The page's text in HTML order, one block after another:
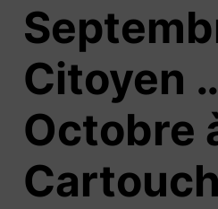
Citoyen
Octobre